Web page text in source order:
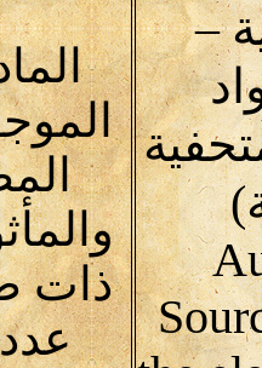
–
ذات
عدد